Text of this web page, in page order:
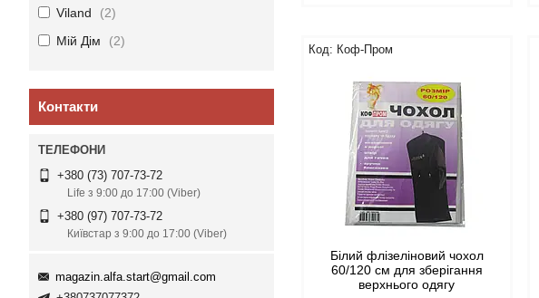
Коф-Пром
Білий флізеліновий чохол
60/120 см для зберігання
верхнього одягу
Viland
2
Мій Дім
2
Контакти
+380 (73) 707-73-72
Life з 9:00 до 17:00 (Viber)
+380 (97) 707-73-72
Київстар з 9:00 до 17:00 (Viber)
magazin.alfa.start@gmail.com